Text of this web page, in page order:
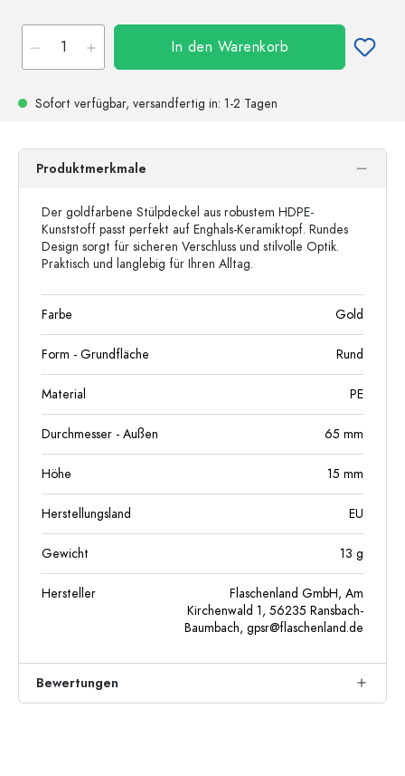
In den Warenkorb
Sofort verfügbar, versandfertig in: 1-2 Tagen
Produktmerkmale
Der goldfarbene Stülpdeckel aus robustem HDPE-
Kunststoff passt perfekt auf Enghals-Keramiktopf. Rundes
Design sorgt für sicheren Verschluss und stilvolle Optik.
Praktisch und langlebig für Ihren Alltag.
Farbe Gold
Form - Grundfläche Rund
Material PE
Durchmesser - Außen 65 mm
Höhe 15 mm
Herstellungsland EU
Gewicht 13 g
Hersteller
Flaschenland GmbH, Am
Kirchenwald 1, 56235 Ransbach-
Baumbach, gpsr@flaschenland.de
Bewertungen